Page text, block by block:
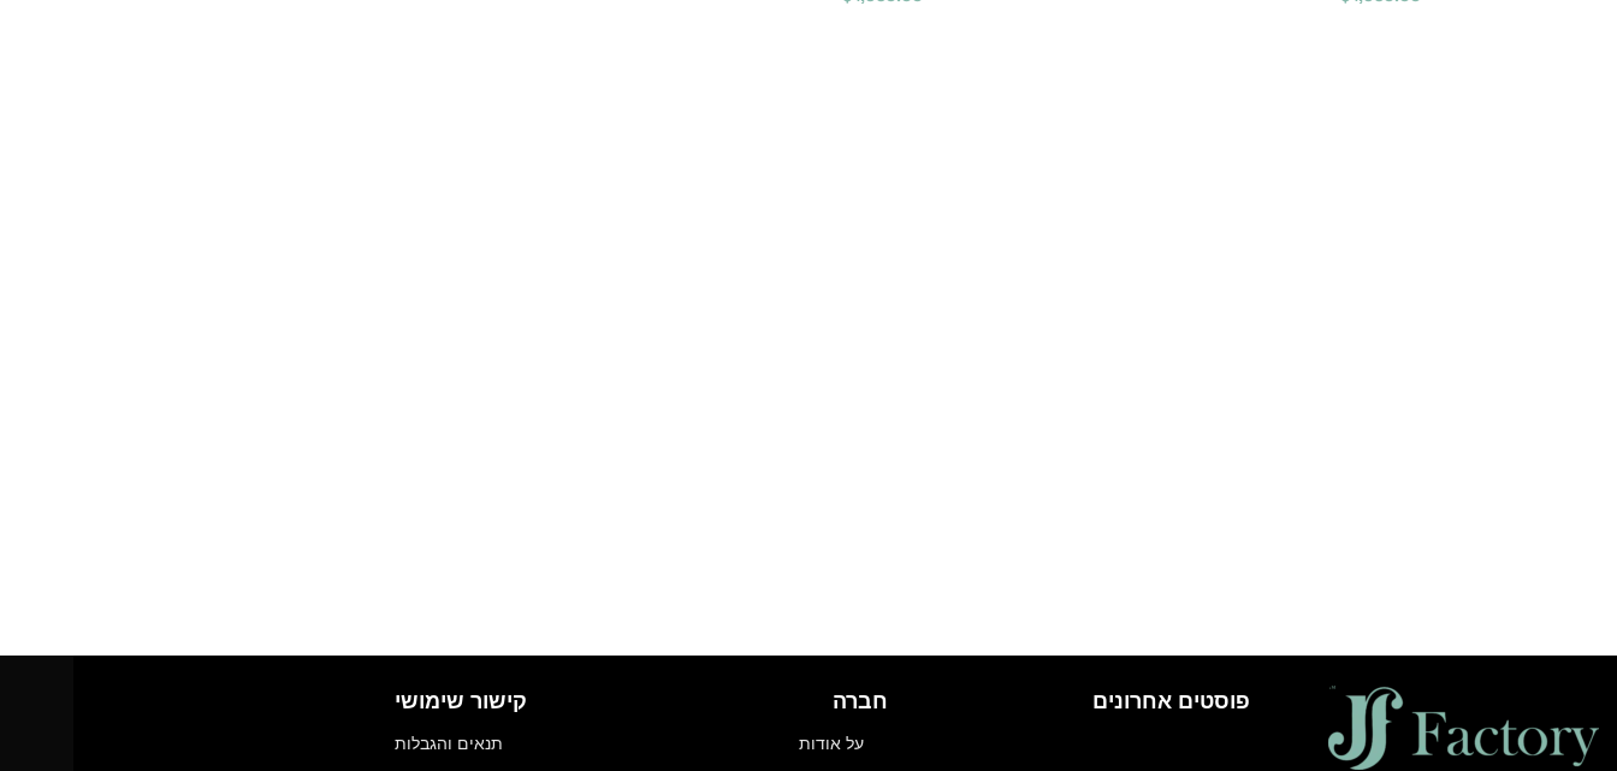
פוסטים אחרונים חברה
על אודות
קישור שימושי
תנאים והגבלות